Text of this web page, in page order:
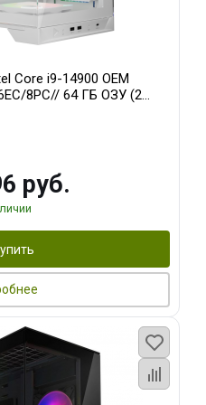
Core i9-14900 OEM
8PC// 64 ГБ ОЗУ (2
WATERFORCE
руб.